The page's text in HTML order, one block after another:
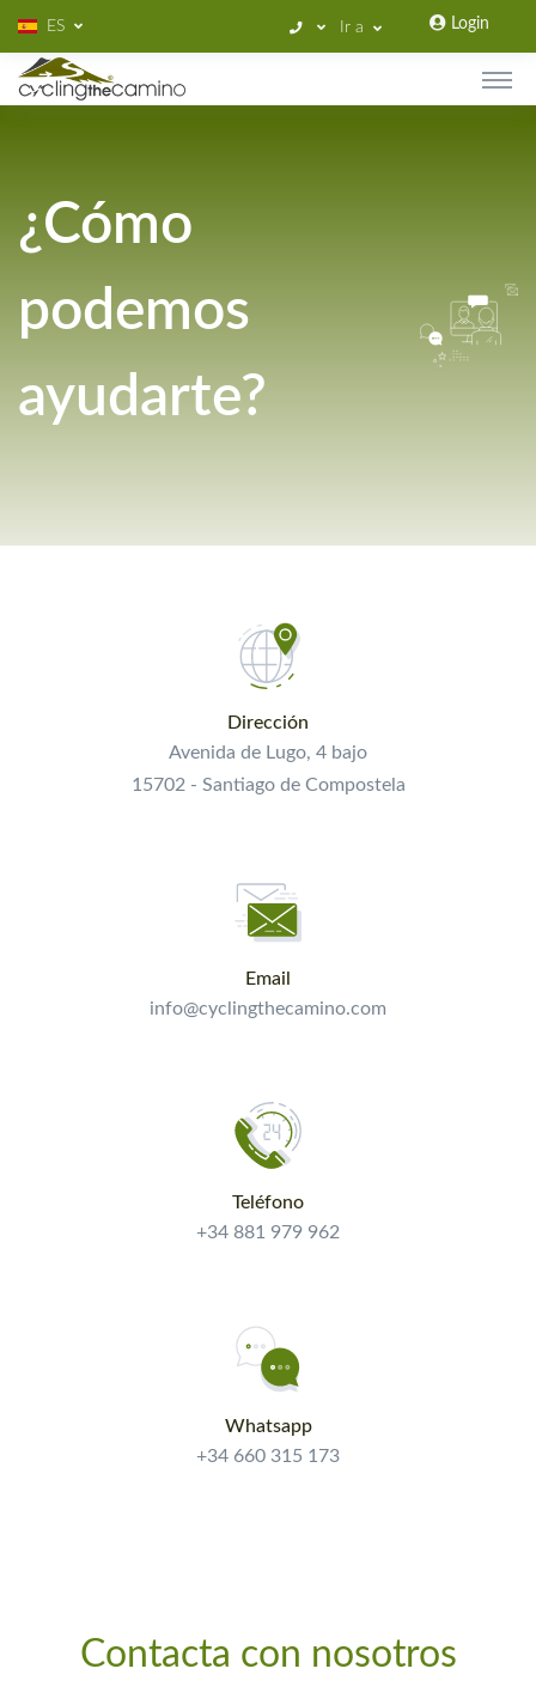
ES Ir a Login
¿Cómo
podemos
ayudarte?
Dirección
Avenida de Lugo, 4 bajo
15702 - Santiago de Compostela
Email
info@cyclingthecamino.com
Teléfono
+34 881 979 962
Whatsapp
+34 660 315 173
Contacta con nosotros